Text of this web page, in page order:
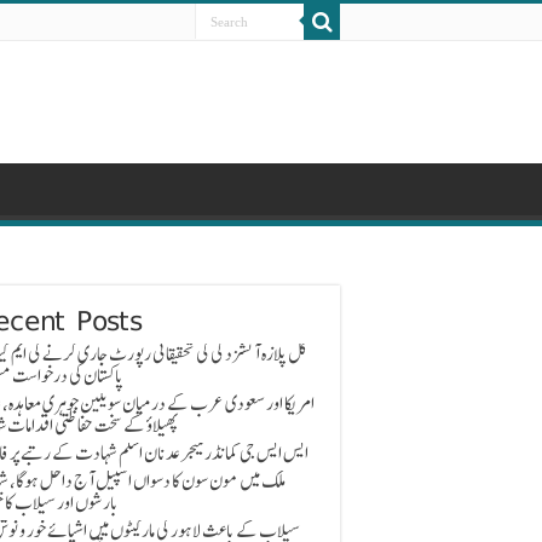
Posts
گل پلازہ آتشزدگی کی تحقیقاتی رپورٹ جاری کرنے کی ایم
پاکستان کی درخواست
امریکا اور سعودی عرب کے درمیان سویلین جوہری
پھیلاؤ کے سخت حفاظتی اقدامات
ایس ایس جی کمانڈر میجر عدنان اسلم شہادت کے رتبے پر
ملک میں مون سون کا دسواں اسپیل آج داخل ہوگا،
بارشوں اور سیلاب
سیلاب کے باعث لاہور کی مارکیٹوں میں اشیائے خور و